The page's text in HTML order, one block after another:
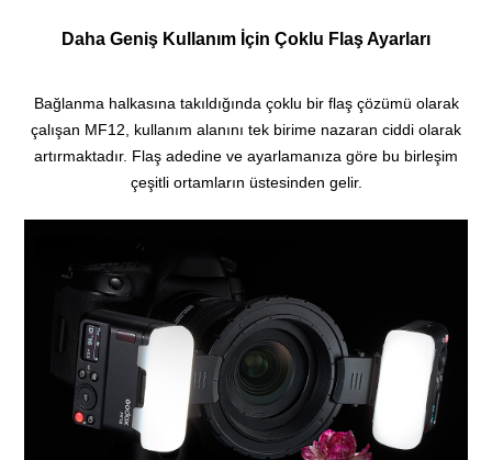
Daha Geniş Kullanım İçin Çoklu Flaş Ayarları
Bağlanma halkasına takıldığında çoklu bir flaş çözümü olarak
çalışan MF12, kullanım alanını tek birime nazaran ciddi olarak
artırmaktadır. Flaş adedine ve ayarlamanıza göre bu birleşim
çeşitli ortamların üstesinden gelir.